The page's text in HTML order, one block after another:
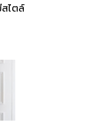
ไตล์